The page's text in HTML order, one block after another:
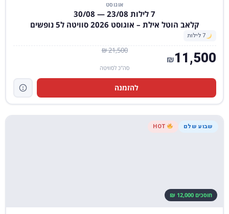
אוגוסט
7 לילות 23/08 — 30/08
קלאב הוטל אילת – אוגוסט 2026 סוויטה ל5 נופשים
7 לילות
21,500 ₪ 11,500
₪
סה"כ לסוויטה
להזמנה
שבוע שלם
חוסכים 12,000 ₪